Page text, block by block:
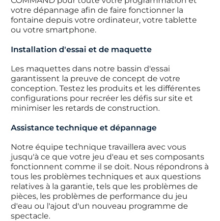
votre dépannage afin de faire fonctionner la
fontaine depuis votre ordinateur, votre tablette
ou votre smartphone.
Installation d'essai et de maquette
Les maquettes dans notre bassin d'essai
garantissent la preuve de concept de votre
conception. Testez les produits et les différentes
configurations pour recréer les défis sur site et
minimiser les retards de construction.
Assistance technique et dépannage
Notre équipe technique travaillera avec vous
jusqu'à ce que votre jeu d'eau et ses composants
fonctionnent comme il se doit. Nous répondrons à
tous les problèmes techniques et aux questions
relatives à la garantie, tels que les problèmes de
pièces, les problèmes de performance du jeu
d'eau ou l'ajout d'un nouveau programme de
spectacle.